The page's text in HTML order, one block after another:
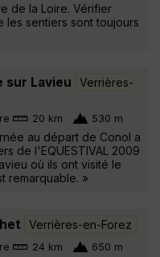
de la Loire. Vérifier
les sentiers sont toujours
sur Lavieu
Verrières-
20 km 530 m
au départ de Conol a
de l'EQUESTIVAL 2009
où ils ont visité le
remarquable. »
Verrières-en-Forez
24 km 650 m